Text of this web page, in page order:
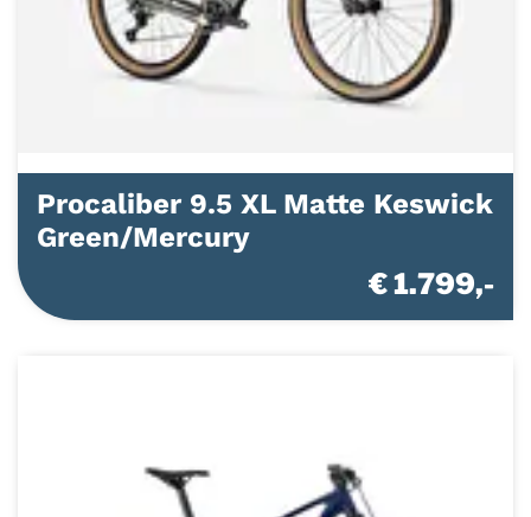
Procaliber 9.5 XL Matte Keswick
Green/Mercury
€ 1.799,-